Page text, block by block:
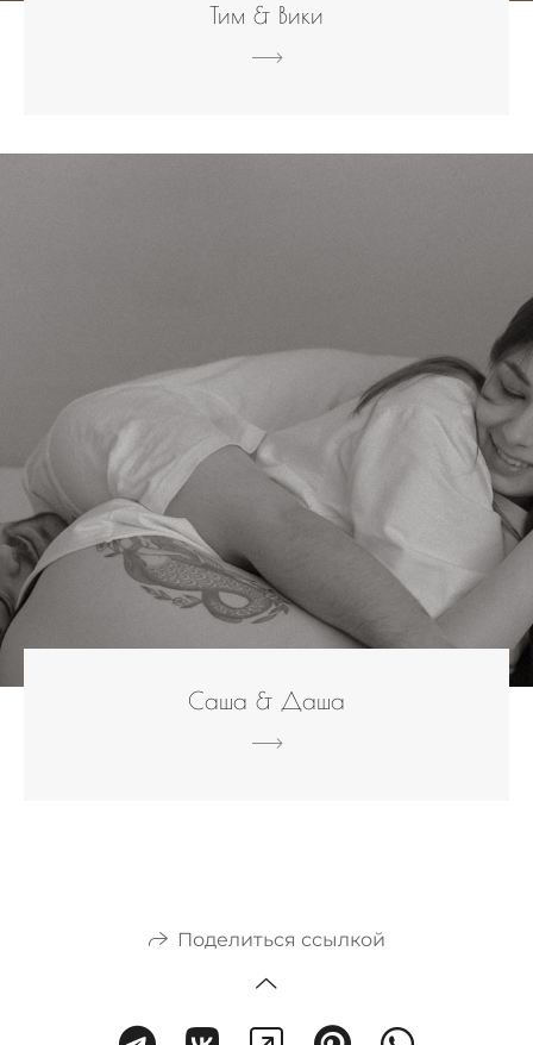
Тим & Вики
Саша & Даша
Поделиться ссылкой